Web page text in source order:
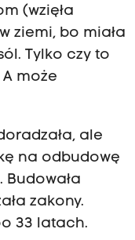
(wzięła
ziemi, bo miała
Tylko czy to
może
ale
na odbudowę
zakony.
33 latach.